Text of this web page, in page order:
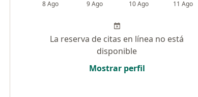
8 Ago 9 Ago 10 Ago 11 Ago
La reserva de citas en línea no está
disponible
Mostrar perfil